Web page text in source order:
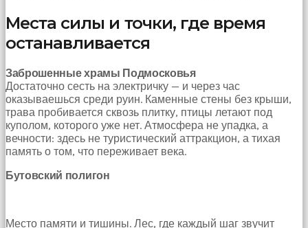
sperm
ihtiyacı
doğan
gebelik
hastanesinin
yolunu
tutar.
Места силы и точки, где время
останавливается
Заброшенные храмы Подмосковья
Достаточно сесть на электричку — и через час
оказываешься среди руин. Каменные стены без крыши,
трава пробивается сквозь плитку, птицы летают под
куполом, которого уже нет. Атмосфера не упадка, а
вечности: здесь не туристический аттракцион, а тихая
память о том, что переживает века.
Бутовский полигон
Место памяти и тишины. Лес, где каждый шаг звучит